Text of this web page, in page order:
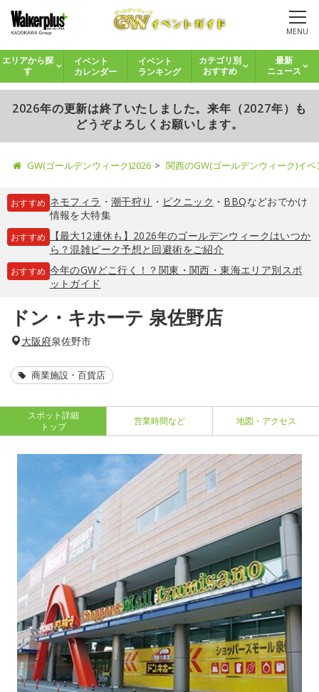
MENU
エリアから探
す
イベント
カレンダー
イベント
ランキング
カテゴリ別
おすすめ
最新
ニュース
2026年の更新は終了いたしました。来年（2027年）も
どうぞよろしくお願いします。
GW(ゴールデンウィーク)2026 関西のGW(ゴールデンウィーク)イ
おすすめ ネモフィラ ・ 潮干狩り ・ ピクニック ・ BBQなどおでかけ
情報を大特集
おすすめ
【最大12連休も】2026年のゴールデンウィークはいつか
ら？混雑ピーク予想と回避術をご紹介
おすすめ 今年のGWどこ行く！？関東・関西・東海エリア別スポ
ットガイド
ドン・キホーテ 泉佐野店
大阪府泉佐野市
商業施設・百貨店
スポット詳細
トップ
営業時間など 地図・アクセス